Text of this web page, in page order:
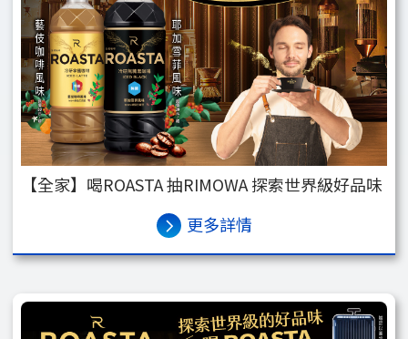
【全家】喝ROASTA 抽RIMOWA 探索世界級好品味
更多詳情